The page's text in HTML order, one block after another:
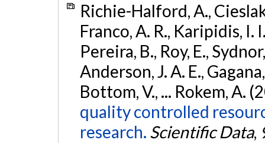
Richie-Halford, A.,
Franco, A. R., Karipidis, I.
Pereira, B., Roy, E.,
Anderson, J. A. E.,
Bottom, V., ... Rokem, A.
quality controlled
research. Scientific Data,